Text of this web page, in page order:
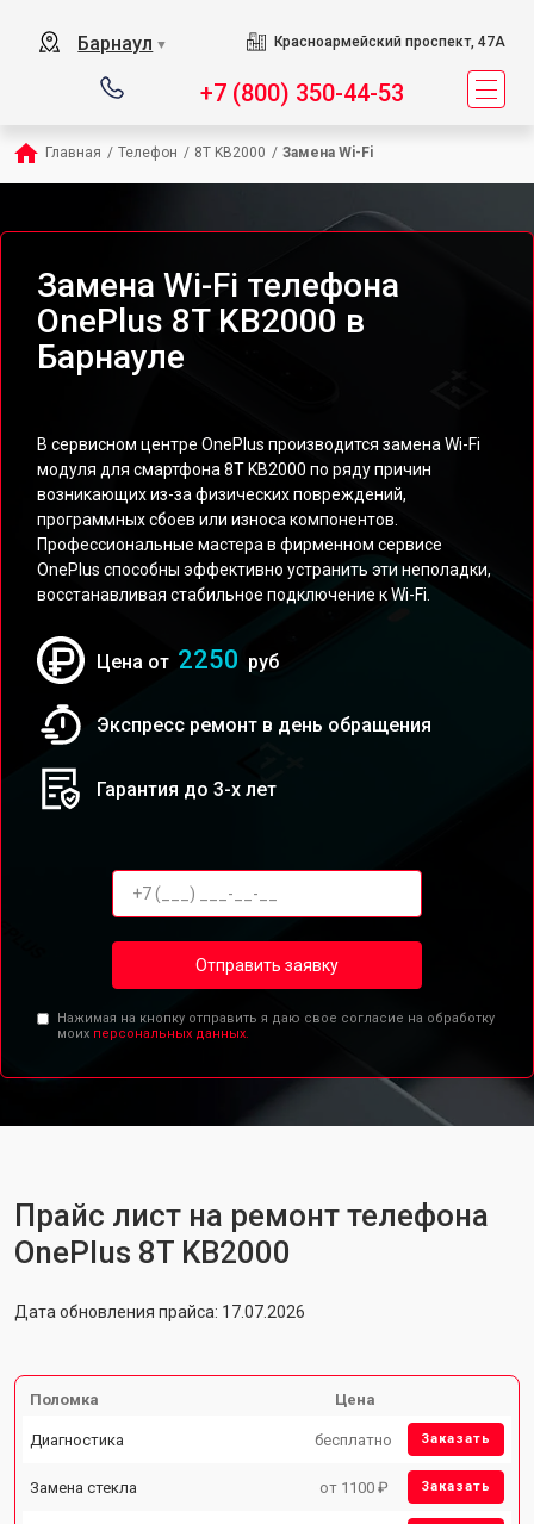
Барнаул ▼ Красноармейский проспект, 47А
+7 (800) 350-44-53
Главная / Телефон / 8T KB2000 / Замена Wi-Fi
Замена Wi-Fi телефона
OnePlus 8T KB2000 в
Барнауле
В сервисном центре OnePlus производится замена Wi-Fi
модуля для смартфона 8T KB2000 по ряду причин
возникающих из-за физических повреждений,
программных сбоев или износа компонентов.
Профессиональные мастера в фирменном сервисе
OnePlus способны эффективно устранить эти неполадки,
восстанавливая стабильное подключение к Wi-Fi.
Цена от 2250 руб
Экспресс ремонт в день обращения
Гарантия до 3-х лет
Отправить заявку
Нажимая на кнопку отправить я даю свое согласие на обработку
моих персональных данных.
Прайс лист на ремонт телефона
OnePlus 8T KB2000
Дата обновления прайса: 17.07.2026
Поломка Цена
Диагностика бесплатно Заказать
Замена стекла от 1100 ₽ Заказать